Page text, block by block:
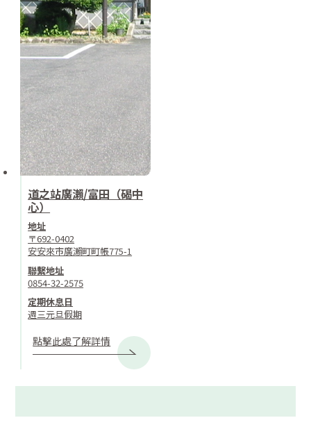
道之站廣瀨/富田（碣中
心）
地址
〒692-0402
安安來市廣瀨町町帳775-1
聯繫地址
0854-32-2575
定期休息日
週三元旦假期
點擊此處了解詳情